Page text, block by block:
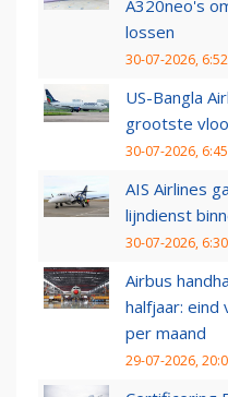
A320neo's
lossen
30-07-2026, 6:52
US-Bangla
grootste
30-07-2026, 6:45
AIS Airlines
lijndienst
30-07-2026, 6:30
Airbus
halfjaar: eind
per maand
29-07-2026,